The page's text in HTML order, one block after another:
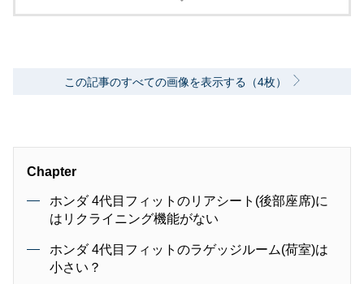
この記事のすべての画像を表示する（4枚）
Chapter
ホンダ 4代目フィットのリアシート(後部座席)に
はリクライニング機能がない
ホンダ 4代目フィットのラゲッジルーム(荷室)は
小さい？